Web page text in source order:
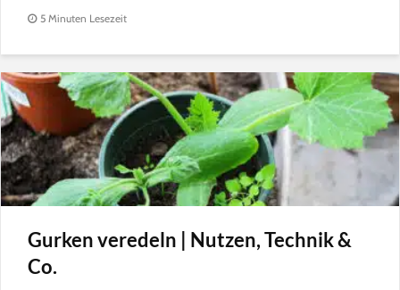
5 Minuten Lesezeit
Gurken veredeln | Nutzen, Technik &
Co.